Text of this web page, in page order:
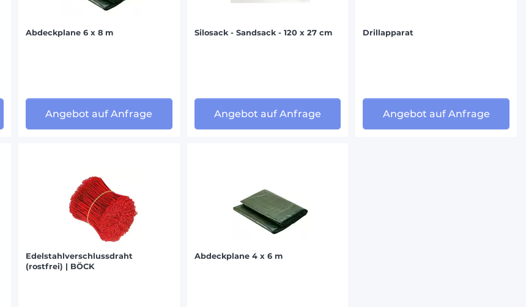
Abdeckplane 6 x 8 m
Angebot auf Anfrage
Silosack - Sandsack - 120 x 27 cm
Angebot auf Anfrage
Drillapparat
Angebot auf Anfrage
Edelstahlverschlussdraht
(rostfrei) | BÖCK
Abdeckplane 4 x 6 m